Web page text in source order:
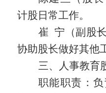
计股日常工作。
崔 宁（副股
协助股长做好其他
三、人事教育
职能职责：